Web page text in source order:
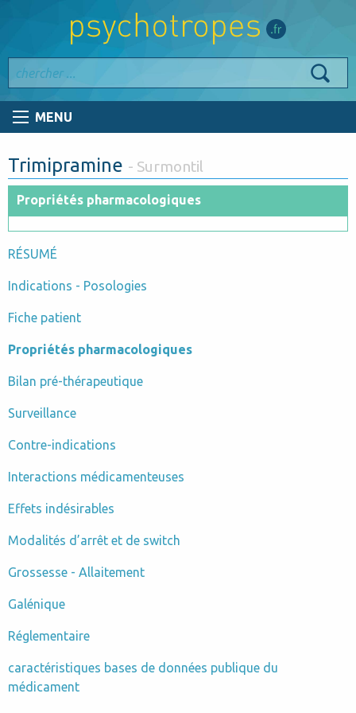
MENU
Trimipramine - Surmontil
Propriétés pharmacologiques
RÉSUMÉ
Indications - Posologies
Fiche patient
Propriétés pharmacologiques
Bilan pré-thérapeutique
Surveillance
Contre-indications
Interactions médicamenteuses
Effets indésirables
Modalités d’arrêt et de switch
Grossesse - Allaitement
Galénique
Réglementaire
caractéristiques bases de données publique du
médicament